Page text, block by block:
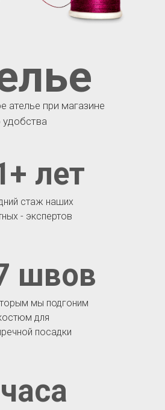
мы подгоним
для
посадки
швов
стаж наших
- экспертов
лет
ателье при магазине